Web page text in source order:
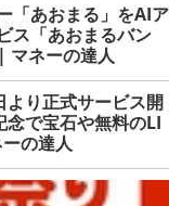
「あおまる」をAIア
ス「あおまるバン
マネーの達人
より正式サービス開
で宝石や無料のLI
の達人